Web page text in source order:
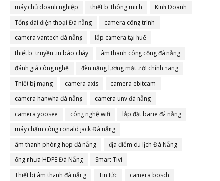
máy chủ doanh nghiệp
thiết bị thông minh
Kinh Doanh
Tổng đài điện thoại Đà nẵng
camera công trình
camera vantech đà nẵng
lắp camera tại huế
thiết bị truyền tin báo cháy
âm thanh công cộng đà nẵng
đánh giá công nghệ
đèn năng lượng mặt trời chính hãng
Thiết bị mạng
camera axis
camera ebitcam
camera hanwha đà nẵng
camera unv đà nẵng
camera yoosee
công nghệ wifi
lắp đặt barie đà nẵng
máy chấm công ronald jack Đà nẵng
âm thanh phòng họp đà nẵng
địa điểm du lịch Đà Nẵng
ống nhựa HDPE Đà Nẵng
Smart Tivi
Thiết bị âm thanh đà nẵng
Tin tức
camera bosch